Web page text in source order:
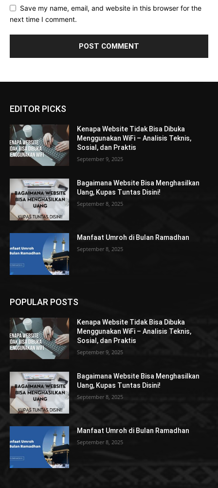
Save my name, email, and website in this browser for the
next time I comment.
EDITOR PICKS
Kenapa Website Tidak Bisa Dibuka
Menggunakan WiFi – Analisis Teknis,
Sosial, dan Praktis
September 9, 2025
Bagaimana Website Bisa Menghasilkan
Uang, Kupas Tuntas Disini!
September 8, 2025
Manfaat Umroh di Bulan Ramadhan
September 8, 2025
POPULAR POSTS
Kenapa Website Tidak Bisa Dibuka
Menggunakan WiFi – Analisis Teknis,
Sosial, dan Praktis
September 9, 2025
Bagaimana Website Bisa Menghasilkan
Uang, Kupas Tuntas Disini!
September 8, 2025
Manfaat Umroh di Bulan Ramadhan
September 8, 2025